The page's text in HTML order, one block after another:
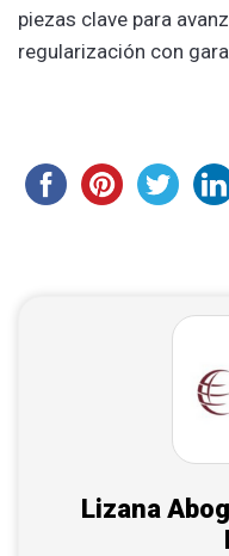
piezas clave para
regularización con
Lizana